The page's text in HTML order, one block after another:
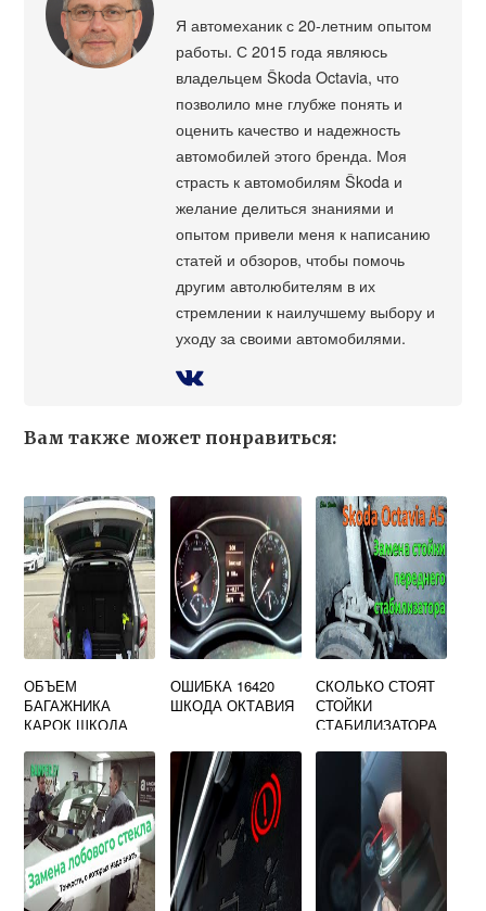
Я автомеханик с 20-летним опытом
работы. С 2015 года являюсь
владельцем Škoda Octavia, что
позволило мне глубже понять и
оценить качество и надежность
автомобилей этого бренда. Моя
страсть к автомобилям Škoda и
желание делиться знаниями и
опытом привели меня к написанию
статей и обзоров, чтобы помочь
другим автолюбителям в их
стремлении к наилучшему выбору и
уходу за своими автомобилями.
Вам также может понравиться:
ОБЪЕМ
БАГАЖНИКА
КАРОК ШКОДА
ОШИБКА 16420
ШКОДА ОКТАВИЯ
СКОЛЬКО СТОЯТ
СТОЙКИ
СТАБИЛИЗАТОРА
OCTAVIA A5